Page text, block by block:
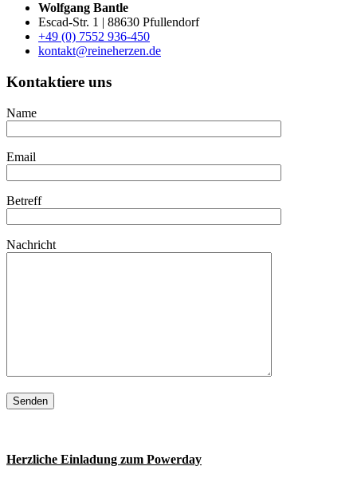
Wolfgang Bantle
Escad-Str. 1 | 88630 Pfullendorf
+49 (0) 7552 936-450
kontakt@reineherzen.de
Kontaktiere uns
Name
Email
Betreff
Nachricht
Herzliche Einladung zum Powerday